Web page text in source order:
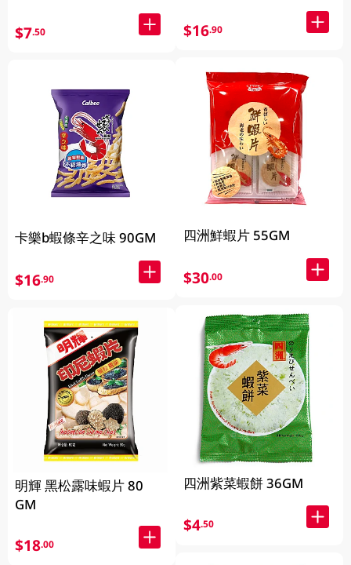
$7.50
卡樂b蝦條辛之味 90GM
$16.90
明輝 黑松露味蝦片 80
GM
$18.00
$16.90
四洲鮮蝦片 55GM
$30.00
四洲紫菜蝦餅 36GM
$4.50